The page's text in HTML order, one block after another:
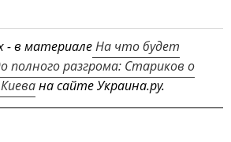
- в материалеНа что будет
полного разгрома: Стариков о
на сайте Украина.ру.